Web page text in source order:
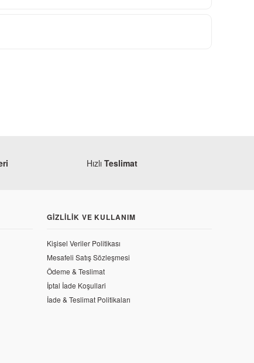
Hızlı Teslimat
GIZLILIK VE KULLANIM
Kişisel Veriler Politikası
Mesafeli Satış Sözleşmesi
Ödeme & Teslimat
İptal İade Koşullari
İade & Teslimat Politikaları